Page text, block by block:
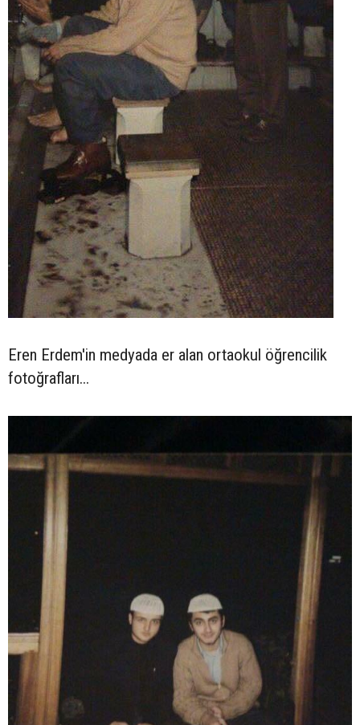
Eren Erdem'in medyada er alan ortaokul öğrencilik
fotoğrafları...